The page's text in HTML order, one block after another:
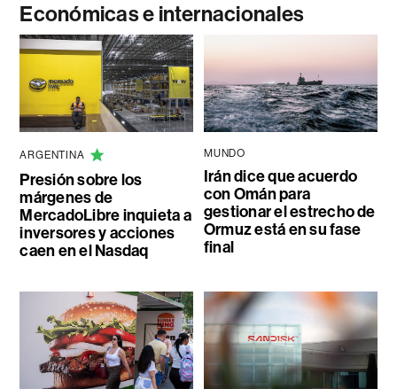
Económicas e internacionales
ARGENTINA
Presión sobre los
márgenes de
MercadoLibre inquieta a
inversores y acciones
caen en el Nasdaq
MUNDO
Irán dice que acuerdo
con Omán para
gestionar el estrecho de
Ormuz está en su fase
final